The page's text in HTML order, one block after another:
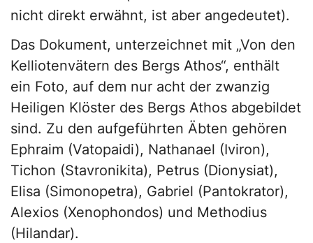
nicht direkt erwähnt, ist aber angedeutet).
Das Dokument, unterzeichnet mit „Von den
Kelliotenvätern des Bergs Athos“, enthält
ein Foto, auf dem nur acht der zwanzig
Heiligen Klöster des Bergs Athos abgebildet
sind. Zu den aufgeführten Äbten gehören
Ephraim (Vatopaidi), Nathanael (Iviron),
Tichon (Stavronikita), Petrus (Dionysiat),
Elisa (Simonopetra), Gabriel (Pantokrator),
Alexios (Xenophondos) und Methodius
(Hilandar).